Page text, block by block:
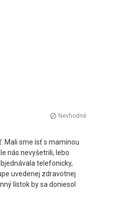
Nevhodné
Mali sme ísť s maminou
nás nevyšetrili, lebo
telefonicky,
uvedenej zdravotnej
lístok by sa doniesol